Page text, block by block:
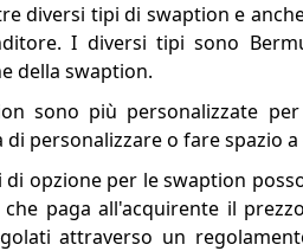
diversi tipi di swaption e
I diversi tipi sono
della swaption.
sono più personalizzate
di personalizzare o fare spazio
opzione per le swaption
paga all'acquirente il
attraverso un